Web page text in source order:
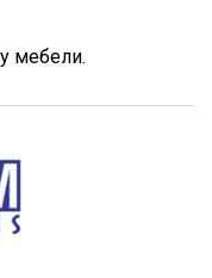
мебели.